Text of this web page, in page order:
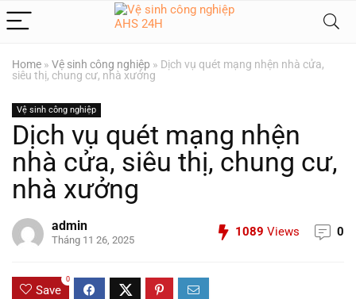
Home » Vệ sinh công nghiệp » Dịch vụ quét mạng nhện nhà cửa,
siêu thị, chung cư, nhà xưởng
Vệ sinh công nghiệp
Dịch vụ quét mạng nhện
nhà cửa, siêu thị, chung cư,
nhà xưởng
admin
Tháng 11 26, 2025
1089 Views 0
Save
0